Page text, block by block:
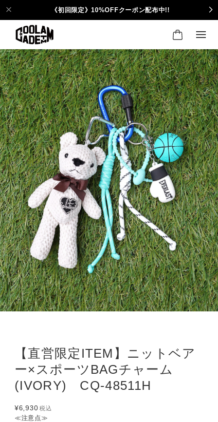
《初回限定》10%OFFクーポン配布中!!
【直営限定ITEM】ニットベア
ー×スポーツBAGチャーム
(IVORY) CQ-48511H
¥6,930 税込
≪注意点≫